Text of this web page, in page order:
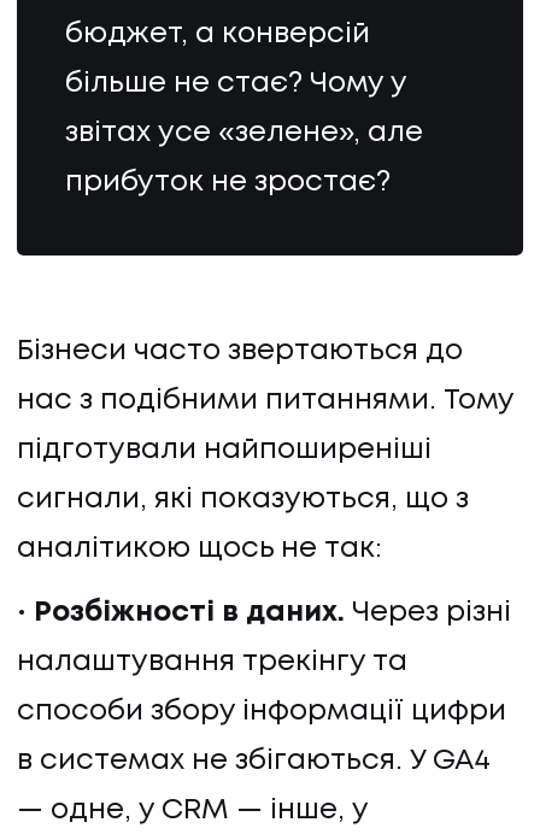
бюджет, а конверсій
більше не стає? Чому у
звітах усе «зелене», але
прибуток не зростає?
Бізнеси часто звертаються до
нас з подібними питаннями. Тому
підготували найпоширеніші
сигнали, які показуються, що з
аналітикою щось не так:
Розбіжності в даних. Через різні
налаштування трекінгу та
способи збору інформації цифри
в системах не збігаються. У GA4
— одне, у CRM — інше, у
ПОСЛУГИ
ПОСЛУГИ
КЕЙСИ
КЕЙСИ
ПРО НАС